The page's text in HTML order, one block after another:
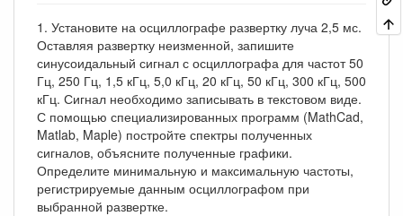
1. Установите на осциллографе развертку луча 2,5 мс.
Оставляя развертку неизменной, запишите
синусоидальный сигнал с осциллографа для частот 50
Гц, 250 Гц, 1,5 кГц, 5,0 кГц, 20 кГц, 50 кГц, 300 кГц, 500
кГц. Сигнал необходимо записывать в текстовом виде.
С помощью специализированных программ (MathCad,
Matlab, Maple) постройте спектры полученных
сигналов, объясните полученные графики.
Определите минимальную и максимальную частоты,
регистрируемые данным осциллографом при
выбранной развертке.